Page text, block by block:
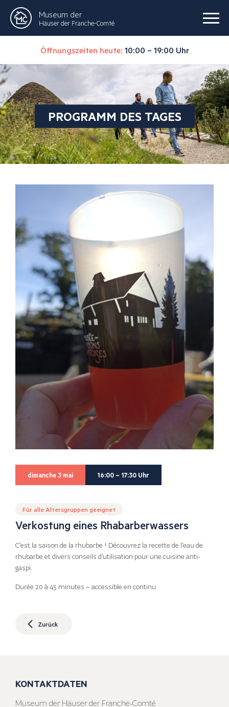
Museum der
Häuser der Franche-Comté
Öffnungszeiten heute: 10:00 – 19:00 Uhr
PROGRAMM DES TAGES
dimanche 3 mai 16:00 – 17:30 Uhr
Für alle Altersgruppen geeignet
Verkostung eines Rhabarberwassers
C’est la saison de la rhubarbe ! Découvrez la recette de l’eau de
rhubarbe et divers conseils d’utilisation pour une cuisine anti-
gaspi.
Durée 20 à 45 minutes – accessible en continu
Zurück
KONTAKTDATEN
Museum der Häuser der Franche-Comté